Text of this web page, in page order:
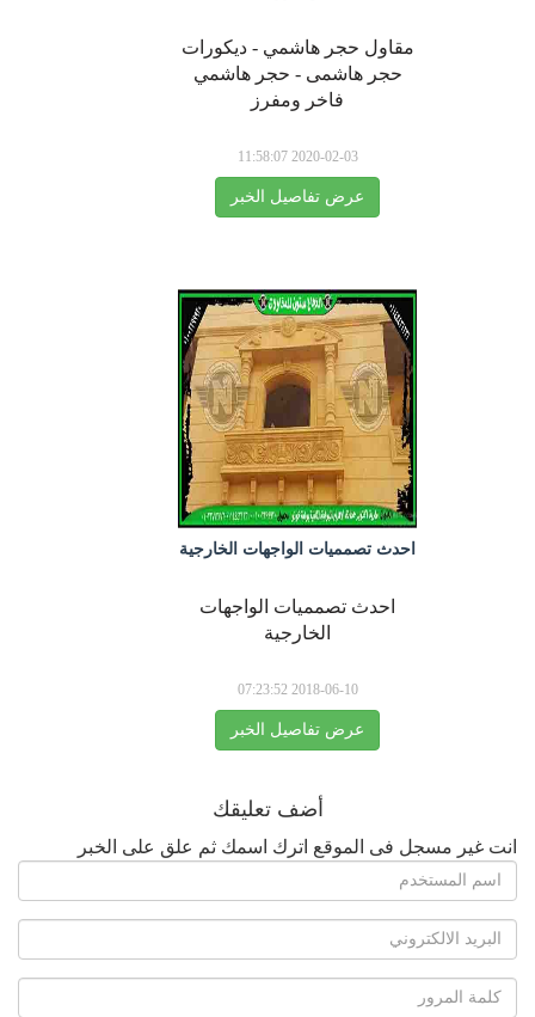
مقاول حجر هاشمي - ديكورات
حجر هاشمى - حجر هاشمي
فاخر ومفرز
2020-02-03 11:58:07
عرض تفاصيل الخبر
احدث تصمميات الواجهات الخارجية
احدث تصمميات الواجهات
الخارجية
2018-06-10 07:23:52
عرض تفاصيل الخبر
أضف تعليقك
انت غير مسجل فى الموقع اترك اسمك ثم علق على الخبر